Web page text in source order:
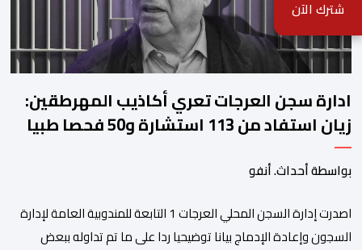
ادارة سجن العرجات تعري أكاذيب المهرطقين:
زيان استفاد من 113 استشارة و50 فحصا طبيا
بواسطة أحداث. أنفو
اصدرت إدارة السجن المحلي العرجات 1 التابعة للمندوبية العامة لإدارة
السجون وإعادة الإدماج بيانا توضيحيا ردا على ما تم تداوله ببعض
شترك الآن